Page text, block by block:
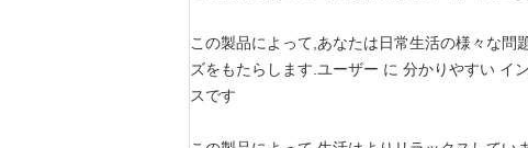
この製品によって,あなたは日常生活の様々な
ズをもたらします.ユーザー に 分かりやすい イ
スです